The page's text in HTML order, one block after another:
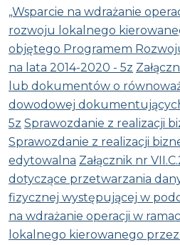
„Wsparcie na wdrażanie
rozwoju lokalnego
objętego Programem
na lata 2014-2020 - 5z
lub dokumentów o
dowodowej
5z Sprawozdanie z realizacji
Sprawozdanie z realizacji
edytowalna Załącznik nr
dotyczące przetwarzania
fizycznej występującej w
na wdrażanie operacji w
lokalnego kierowanego przez